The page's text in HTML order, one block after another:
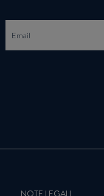
NOTE LEGALI